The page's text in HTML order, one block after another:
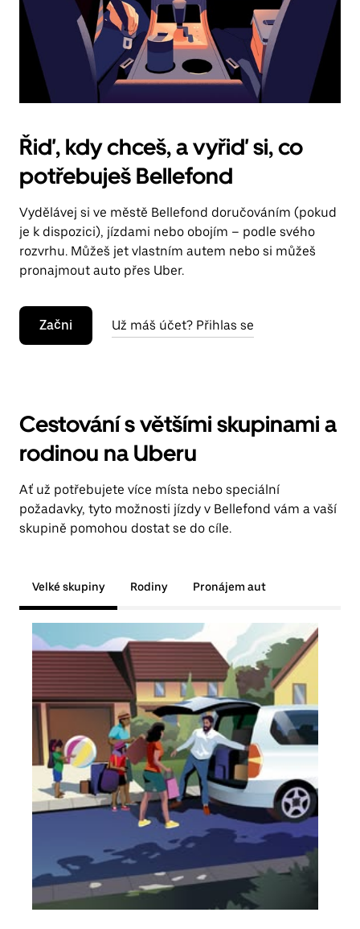
Řiď, kdy chceš, a vyřiď si, co
potřebuješ Bellefond
Vydělávej si ve městě Bellefond doručováním (pokud
je k dispozici), jízdami nebo obojím – podle svého
rozvrhu. Můžeš jet vlastním autem nebo si můžeš
pronajmout auto přes Uber.
Začni Už máš účet? Přihlas se
Cestování s většími skupinami a
rodinou na Uberu
Ať už potřebujete více místa nebo speciální
požadavky, tyto možnosti jízdy v Bellefond vám a vaší
skupině pomohou dostat se do cíle.
Velké skupiny Rodiny Pronájem aut